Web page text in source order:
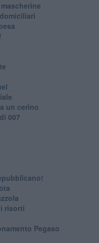
un cerino
007
risorti
Pegaso